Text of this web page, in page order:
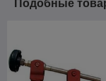
Подобные